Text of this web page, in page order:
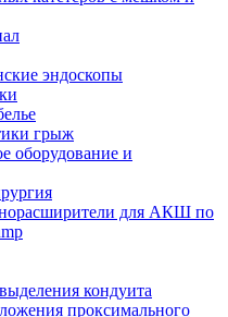
эндоскопы
грыж
оборудование и
для АКШ по
кондуита
проксимального